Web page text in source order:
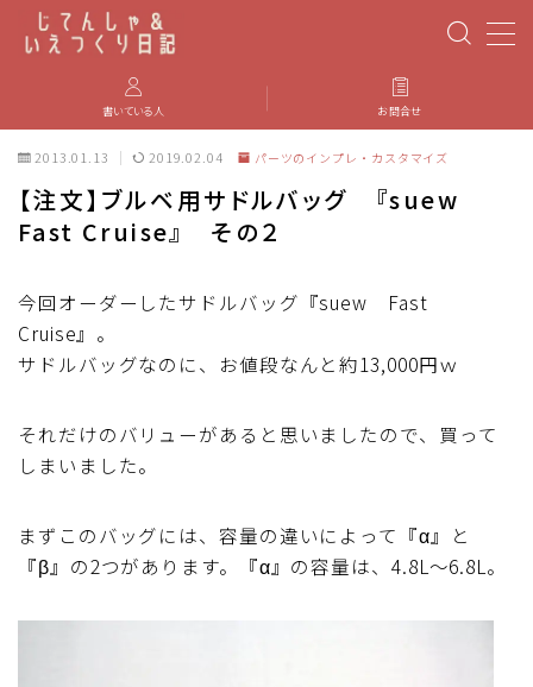
PBP(Paris-Brest-Paris)
エベレスティング
パーツのインプレ・カスタマイズ
iGPSPORT
カステリ
ディスクブレーキ
書いている人 お問合せ
2013.01.13 2019.02.04 パーツのインプレ・カスタマイズ
【注文】ブルベ用サドルバッグ 『suew
Fast Cruise』 その２
今回オーダーしたサドルバッグ『suew Fast
Cruise』。
サドルバッグなのに、お値段なんと約13,000円ｗ
それだけのバリューがあると思いましたので、買って
しまいました。
まずこのバッグには、容量の違いによって『α』と
『β』の2つがあります。『α』の容量は、4.8L～6.8L。